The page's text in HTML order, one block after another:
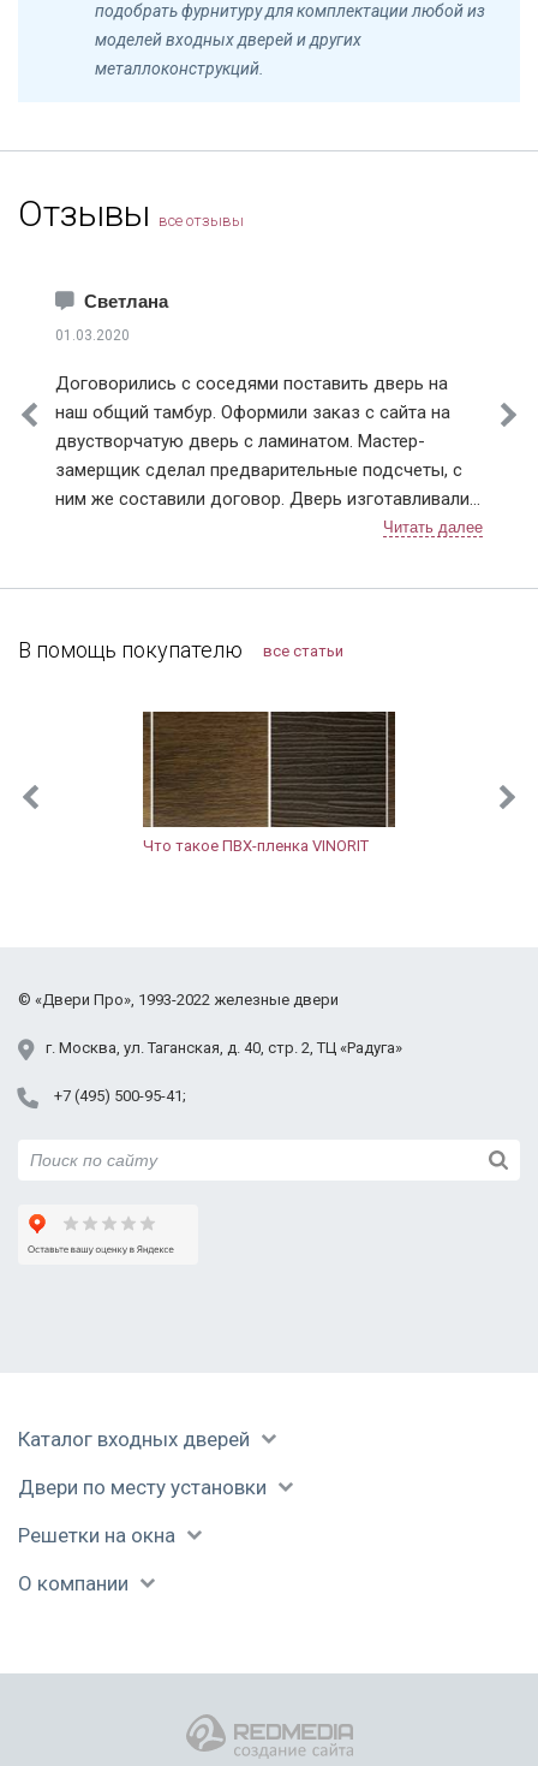
подобрать фурнитуру для комплектации любой из
моделей входных дверей и других
металлоконструкций.
Отзывы все отзывы
Светлана
01.03.2020
Договорились с соседями поставить дверь на
наш общий тамбур. Оформили заказ с сайта на
двустворчатую дверь с ламинатом. Мастер-
замерщик сделал предварительные подсчеты, с
ним же составили договор. Дверь изготавливали
чуть больше недели, с доставкой тоже не
теперь нет ни холода, ни шума из подъезда.
Компанию я рекомендую, тут можно найти
В помощь покупателю все статьи
Что такое ПВХ-пленка VINORIT
г. Москва, ул. Таганская, д. 40, стр. 2, ТЦ «Радуга»
+7 (495) 500-95-41
© «Двери Про», 1993-2022 железные двери
Каталог входных дверей
Двери по месту установки
Решетки на окна
О компании